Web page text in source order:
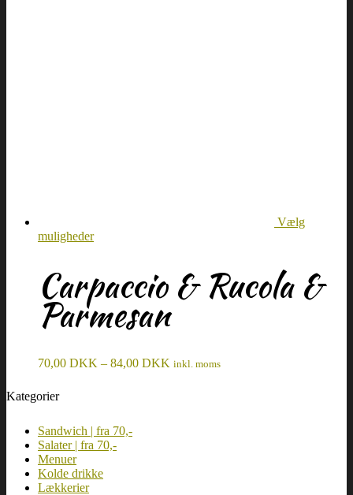
Vælg
muligheder
Carpaccio & Rucola &
Parmesan
70,00 DKK – 84,00 DKK inkl. moms
Kategorier
Sandwich | fra 70,-
Salater | fra 70,-
Menuer
Kolde drikke
Lækkerier